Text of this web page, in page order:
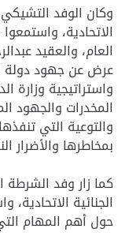
وكان الوفد التشيكي
الاتحادية،
العام، والعقيد
عرض عن جهود دولة
واستراتيجية وزارة
المخدرات والجهود
والتوعية التي
بمخاطرها والأضرار
كما زار وفد الشرطة
الجنائية
حول أهم المهام